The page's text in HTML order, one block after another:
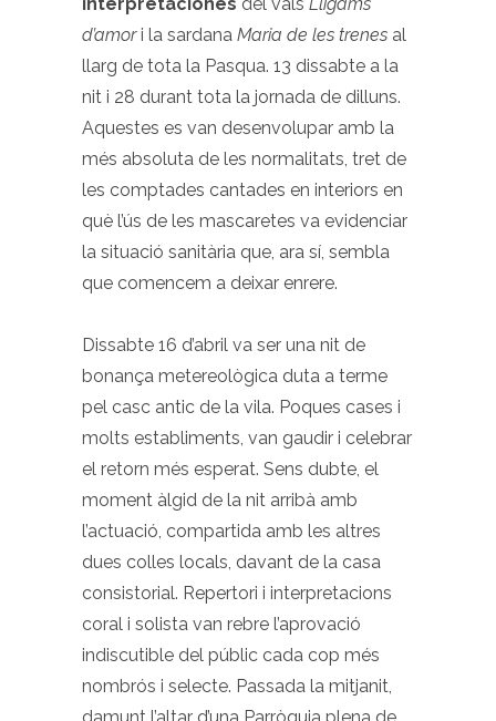
d’amori la sardana Maria de les trenes al
llarg de tota la Pasqua. 13 dissabte a la
nit i 28 durant tota la jornada de dilluns.
Aquestes es van desenvolupar amb la
més absoluta de les normalitats, tret de
les comptades cantades en interiors en
què l’ús de les mascaretes va evidenciar
la situació sanitària que, ara sí, sembla
que comencem a deixar enrere.
Dissabte 16 d’abril va ser una nit de
bonança metereològica duta a terme
pel casc antic de la vila. Poques cases i
molts establiments, van gaudir i celebrar
el retorn més esperat. Sens dubte, el
moment àlgid de la nit arribà amb
l’actuació, compartida amb les altres
dues colles locals, davant de la casa
consistorial. Repertori i interpretacions
coral i solista van rebre l’aprovació
indiscutible del públic cada cop més
nombrós i selecte. Passada la mitjanit,